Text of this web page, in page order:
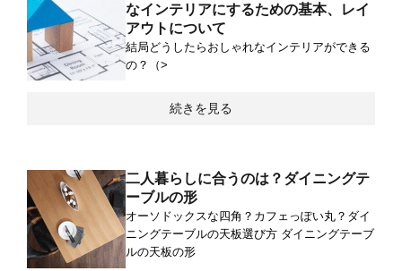
なインテリアにするための基本、レイ
アウトについて
結局どうしたらおしゃれなインテリアができる
の？（>
続きを見る
二人暮らしに合うのは？ダイニングテ
ーブルの形
オーソドックスな四角？カフェっぽい丸？ダイ
ニングテーブルの天板選び方 ダイニングテーブ
ルの天板の形